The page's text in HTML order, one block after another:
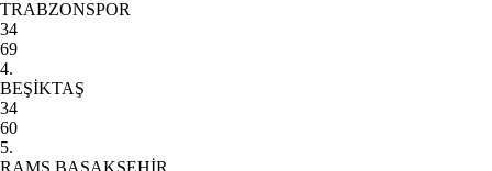
TRABZONSPOR
34
69
4.
BEŞİKTAŞ
34
60
5.
RAMS BAŞAKŞEHİR